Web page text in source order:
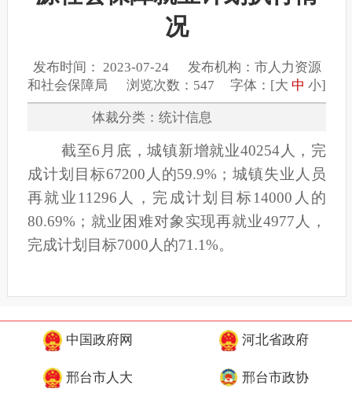
况
发布时间： 2023-07-24 发布机构：市人力资源
和社会保障局 浏览次数：547 字体：[大 中 小]
体裁分类：统计信息
截至6 月底，城镇新增就业40254人，完
成计划 目标67200人 的59.9% ； 城镇失业人员
再就业11296 人，完成计划目标14000人 的
80.69% ； 就业困难对象实现再就业4977 人，
完成计划 目标7000人的71.1%。
中国政府网 河北省政府
邢台市人大 邢台市政协